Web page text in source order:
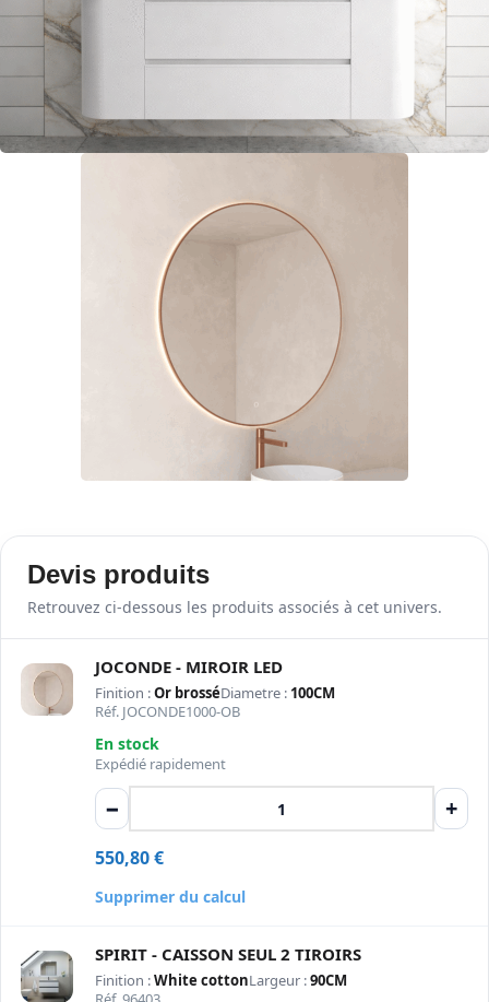
Devis produits
Retrouvez ci-dessous les produits associés à cet univers.
JOCONDE - MIROIR LED
Finition :Or brosséDiametre : 100CM
Réf. JOCONDE1000-OB
En stock
Expédié rapidement
− +
550,80€
Supprimer du calcul
SPIRIT - CAISSON SEUL 2 TIROIRS
Finition :White cottonLargeur :90CM